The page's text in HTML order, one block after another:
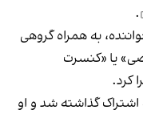
.
خواننده، به همراه گروهی
یا «کنسرت
کرد.
گذاشته شد و او